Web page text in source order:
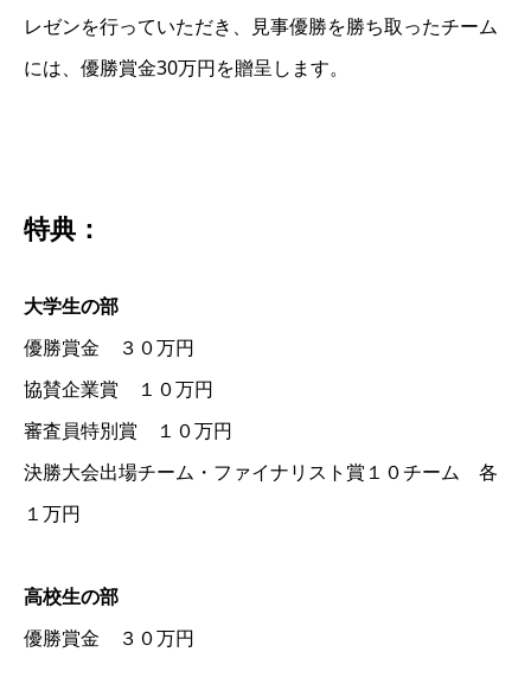
レゼンを行っていただき、見事優勝を勝ち取ったチーム
には、優勝賞金30万円を贈呈します。
特典：
大学生の部
優勝賞金 ３０万円
協賛企業賞 １０万円
審査員特別賞 １０万円
決勝大会出場チーム・ファイナリスト賞１０チーム 各
１万円
高校生の部
優勝賞金 ３０万円